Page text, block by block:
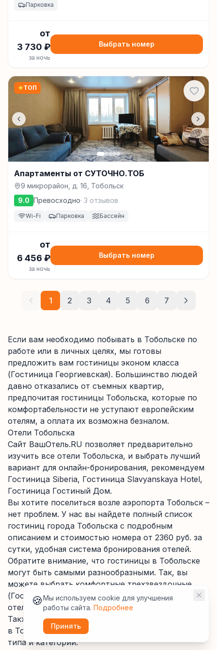
Парковка
от
3 730 ₽
за ночь
Выбрать номер
★ТОП
Апартаменты от СУТОЧНО.ТОБ
9 микрорайон, д. 16, Тобольск
9.0 Превосходно· 3 отзывов
Wi-Fi Парковка Бассейн
от
6 456 ₽
за ночь
Выбрать номер
1 2 3 4 5 6 7
Если вам необходимо побывать в Тобольске по
работе или в личных целях, мы готовы
предложить вам гостиницы эконом класса
(Гостиница Георгиевская). Большинство людей
давно отказались от съемных квартир,
предпочитая гостиницы Тобольска, которые по
комфортабельности не уступают европейским
отелям, а оплата их возможна безналом.
Отели Тобольска
Сайт ВашОтель.RU позволяет предварительно
изучить все отели Тобольска, и выбрать лучший
вариант для онлайн-бронирования, рекомендуем
Гостиница Siberia, Гостиница Slavyanskaya Hotel,
Гостиница Гостиный Дом.
Вы хотите поселиться возле аэропорта Тобольск –
нет проблем. У нас вы найдете полный список
гостиниц города Тобольска с подробным
описанием и стоимостью номера от 2360 руб. за
сутки, удобная система бронирования отелей.
Обратите внимание, что гостиницы в Тобольске
могут быть самыми разнообразными. Так, вы
можете выбрать комфортные трехзвездочные
(Гостиница Yamskaya, Гостиница Георгиевская)
отели без предоплаты или с оплатой картой.
Также следует учитывать, что цены на гостиницы
в Тобольске отличаются в зависимости от их
типа и категории.
🍪Мы используем cookie для улучшения
работы сайта. Подробнее
Принять